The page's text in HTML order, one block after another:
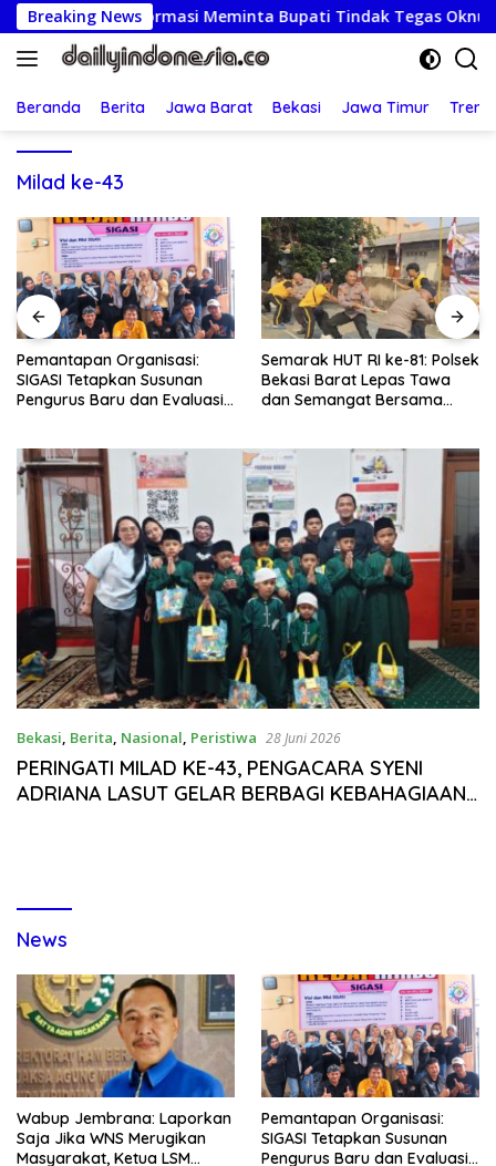
Langsung
ke
konten
Breaking News
LSM Formasi Meminta Bupati Tindak Tegas Oknum
Beranda Berita Jawa Barat Bekasi Jawa Timur
Milad ke-43
Pemantapan Organisasi:
SIGASI Tetapkan Susunan
Pengurus Baru dan Evaluasi
Semarak HUT RI ke-81: Polsek
Bekasi Barat Lepas Tawa
dan Semangat Bersama
Bekasi, Berita, Nasional, Peristiwa 28 Juni 2026
PERINGATI MILAD KE-43, PENGACARA SYENI
ADRIANA LASUT GELAR BERBAGI KEBAHAGIAAN
News
Wabup Jembrana: Laporkan
Saja Jika WNS Merugikan
Masyarakat, Ketua LSM
Pemantapan Organisasi:
SIGASI Tetapkan Susunan
Pengurus Baru dan Evaluasi